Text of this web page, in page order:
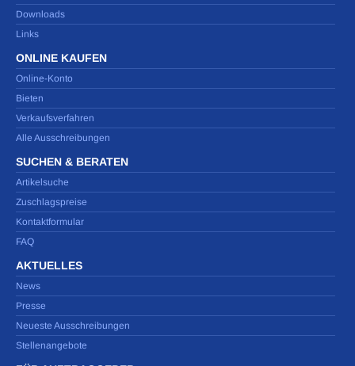
Downloads
Links
ONLINE KAUFEN
Online-Konto
Bieten
Verkaufsverfahren
Alle Ausschreibungen
SUCHEN & BERATEN
Artikelsuche
Zuschlagspreise
Kontaktformular
FAQ
AKTUELLES
News
Presse
Neueste Ausschreibungen
Stellenangebote